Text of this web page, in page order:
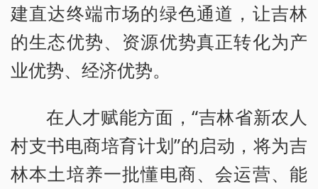
建直达终端市场的绿色通道，让吉林
的生态优势、资源优势真正转化为产
业优势、经济优势。
在人才赋能方面，“吉林省新农人
村支书电商培育计划”的启动，将为吉
林本土培养一批懂电商、会运营、能